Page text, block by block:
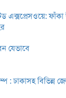
এক্সপ্রেসওয়ে:
যেভাবে
: ঢাকাসহ বিভিন্ন